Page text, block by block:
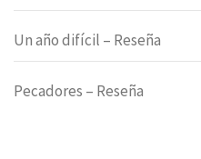
Un año difícil – Reseña
Pecadores – Reseña